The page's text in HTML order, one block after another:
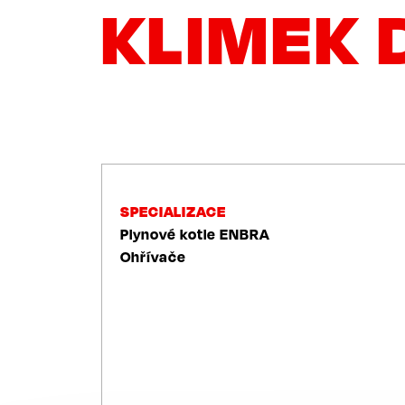
NAVIGACE
KLIMEK
SPECIALIZACE
Plynové kotle ENBRA
Ohřívače